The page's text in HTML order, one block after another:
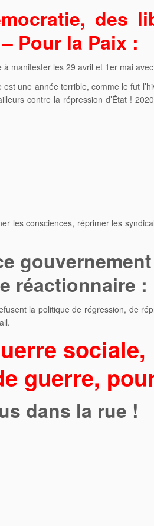
des
Pour la Paix :
manifester les 29 avril et 1er mai
une année terrible, comme le fut
contre la répression d’État !
les consciences, réprimer les
gouvernement
réactionnaire :
la politique de régression, de
sociale,
guerre,
dans la rue !